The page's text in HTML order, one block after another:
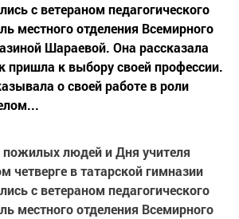
с ветераном педагогического
местного отделения Всемирного
Шараевой. Она рассказала
пришла к выбору своей профессии.
о своей работе в роли
людей и Дня учителя
четверге в татарской гимназии
с ветераном педагогического
местного отделения Всемирного